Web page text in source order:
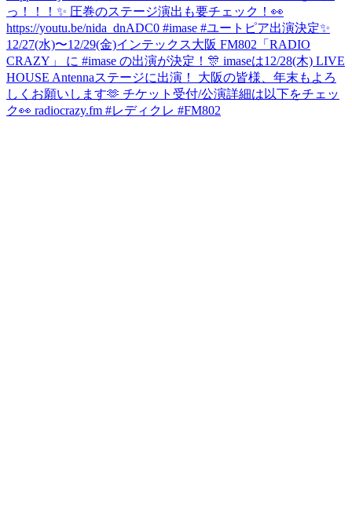
っ！！！✨ 圧巻のステージ演出も要チェック！👀
https://youtu.be/nida_dnADC0 #imase #ユートピア出演決定✨
12/27(水)〜12/29(金)インテックス大阪 FM802「RADIO
CRAZY」 に #imase の出演が決定！🎊 imaseは12/28(木) LIVE
HOUSE Antennaステージに出演！ 大阪の皆様、年末もよろ
しくお願いします🫶 チケット受付/公演詳細は以下をチェッ
ク👀 radiocrazy.fm #レディクレ #FM802